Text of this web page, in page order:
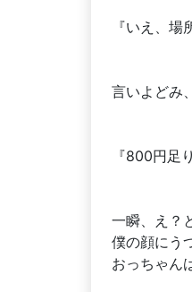
『いえ、
言いよどみ
『800円足
一瞬、え？
僕の顔にう
おっちゃん